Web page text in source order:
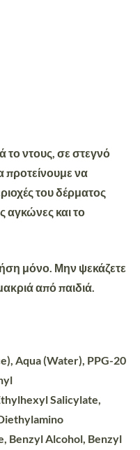
ντους, σε στεγνό
προτείνουμε να
του δέρματος
αγκώνες και το
μόνο. Μην ψεκάζετε
από παιδιά.
Aqua (Water), PPG-20
Salicylate,
Benzyl Alcohol, Benzyl